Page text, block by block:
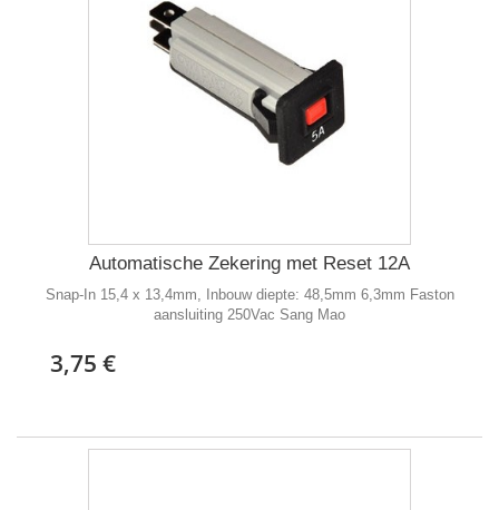
Automatische Zekering met Reset 12A
Snap-In 15,4 x 13,4mm, Inbouw diepte: 48,5mm 6,3mm Faston
aansluiting 250Vac Sang Mao
3,75 €